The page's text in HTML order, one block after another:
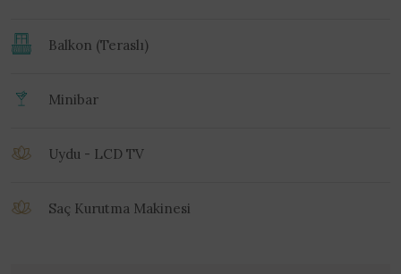
Balkon (Teraslı)
Minibar
Uydu - LCD TV
Saç Kurutma Makinesi